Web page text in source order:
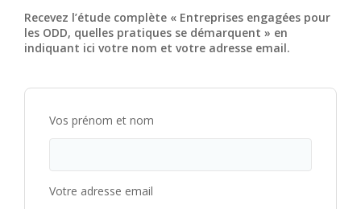
Recevez l’étude complète « Entreprises engagées pour
les ODD, quelles pratiques se démarquent » en
indiquant ici votre nom et votre adresse email.
Vos prénom et nom
Votre adresse email